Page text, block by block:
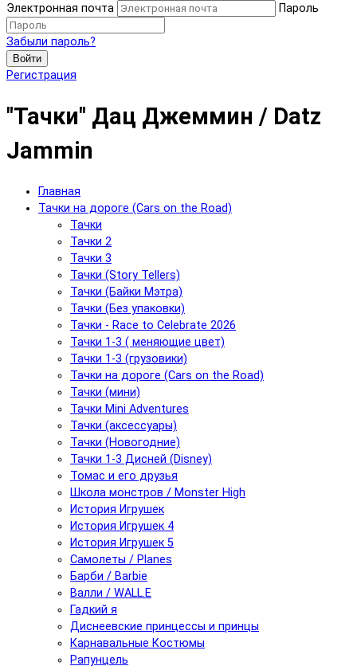
Электронная почта
Пароль
Забыли пароль?
Войти
Регистрация
"Тачки" Дац Джеммин / Datz
Jammin
Главная
Тачки на дороге (Cars on the Road)
Тачки
Тачки 2
Тачки 3
Тачки (Story Tellers)
Тачки (Байки Мэтра)
Тачки (Без упаковки)
Тачки - Race to Celebrate 2026
Тачки 1-3 ( меняющие цвет)
Тачки 1-3 (грузовики)
Тачки на дороге (Cars on the Road)
Тачки (мини)
Тачки Mini Adventures
Тачки (аксессуары)
Тачки (Новогодние)
Тачки 1-3 Дисней (Disney)
Томас и его друзья
Школа монстров / Monster High
История Игрушек
История Игрушек 4
История Игрушек 5
Самолеты / Planes
Барби / Barbie
Валли / WALL.E
Гадкий я
Диснеевские принцессы и принцы
Карнавальные Костюмы
Рапунцель